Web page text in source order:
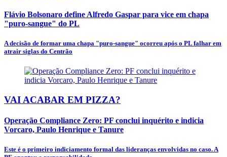
Flávio Bolsonaro define Alfredo Gaspar para vice em chapa
"puro-sangue" do PL
A decisão de formar uma chapa "puro-sangue" ocorreu após o PL falhar em
atrair siglas do Centrão
VAI ACABAR EM PIZZA?
Operação Compliance Zero: PF conclui inquérito e indicia
Vorcaro, Paulo Henrique e Tanure
Este é o primeiro indiciamento formal das lideranças envolvidas no caso. A